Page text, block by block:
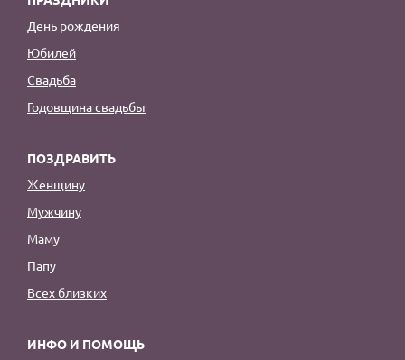
День рождения
Юбилей
Свадьба
Годовщина свадьбы
ПОЗДРАВИТЬ
Женщину
Мужчину
Маму
Папу
Всех близких
ИНФО И ПОМОЩЬ